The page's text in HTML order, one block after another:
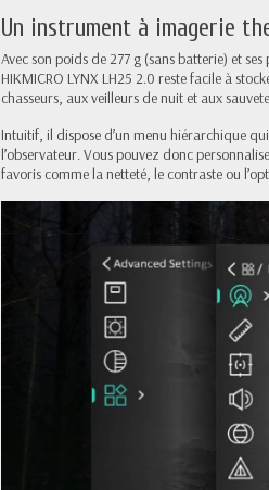
Un instrument à imagerie
Avec son poids de 277 g (sans batterie) et
HIKMICRO LYNX LH25 2.0 reste facile à
chasseurs, aux veilleurs de nuit et aux
Intuitif, il dispose d’un menu hiérarchique
l’observateur. Vous pouvez donc
favoris comme la netteté, le contraste ou